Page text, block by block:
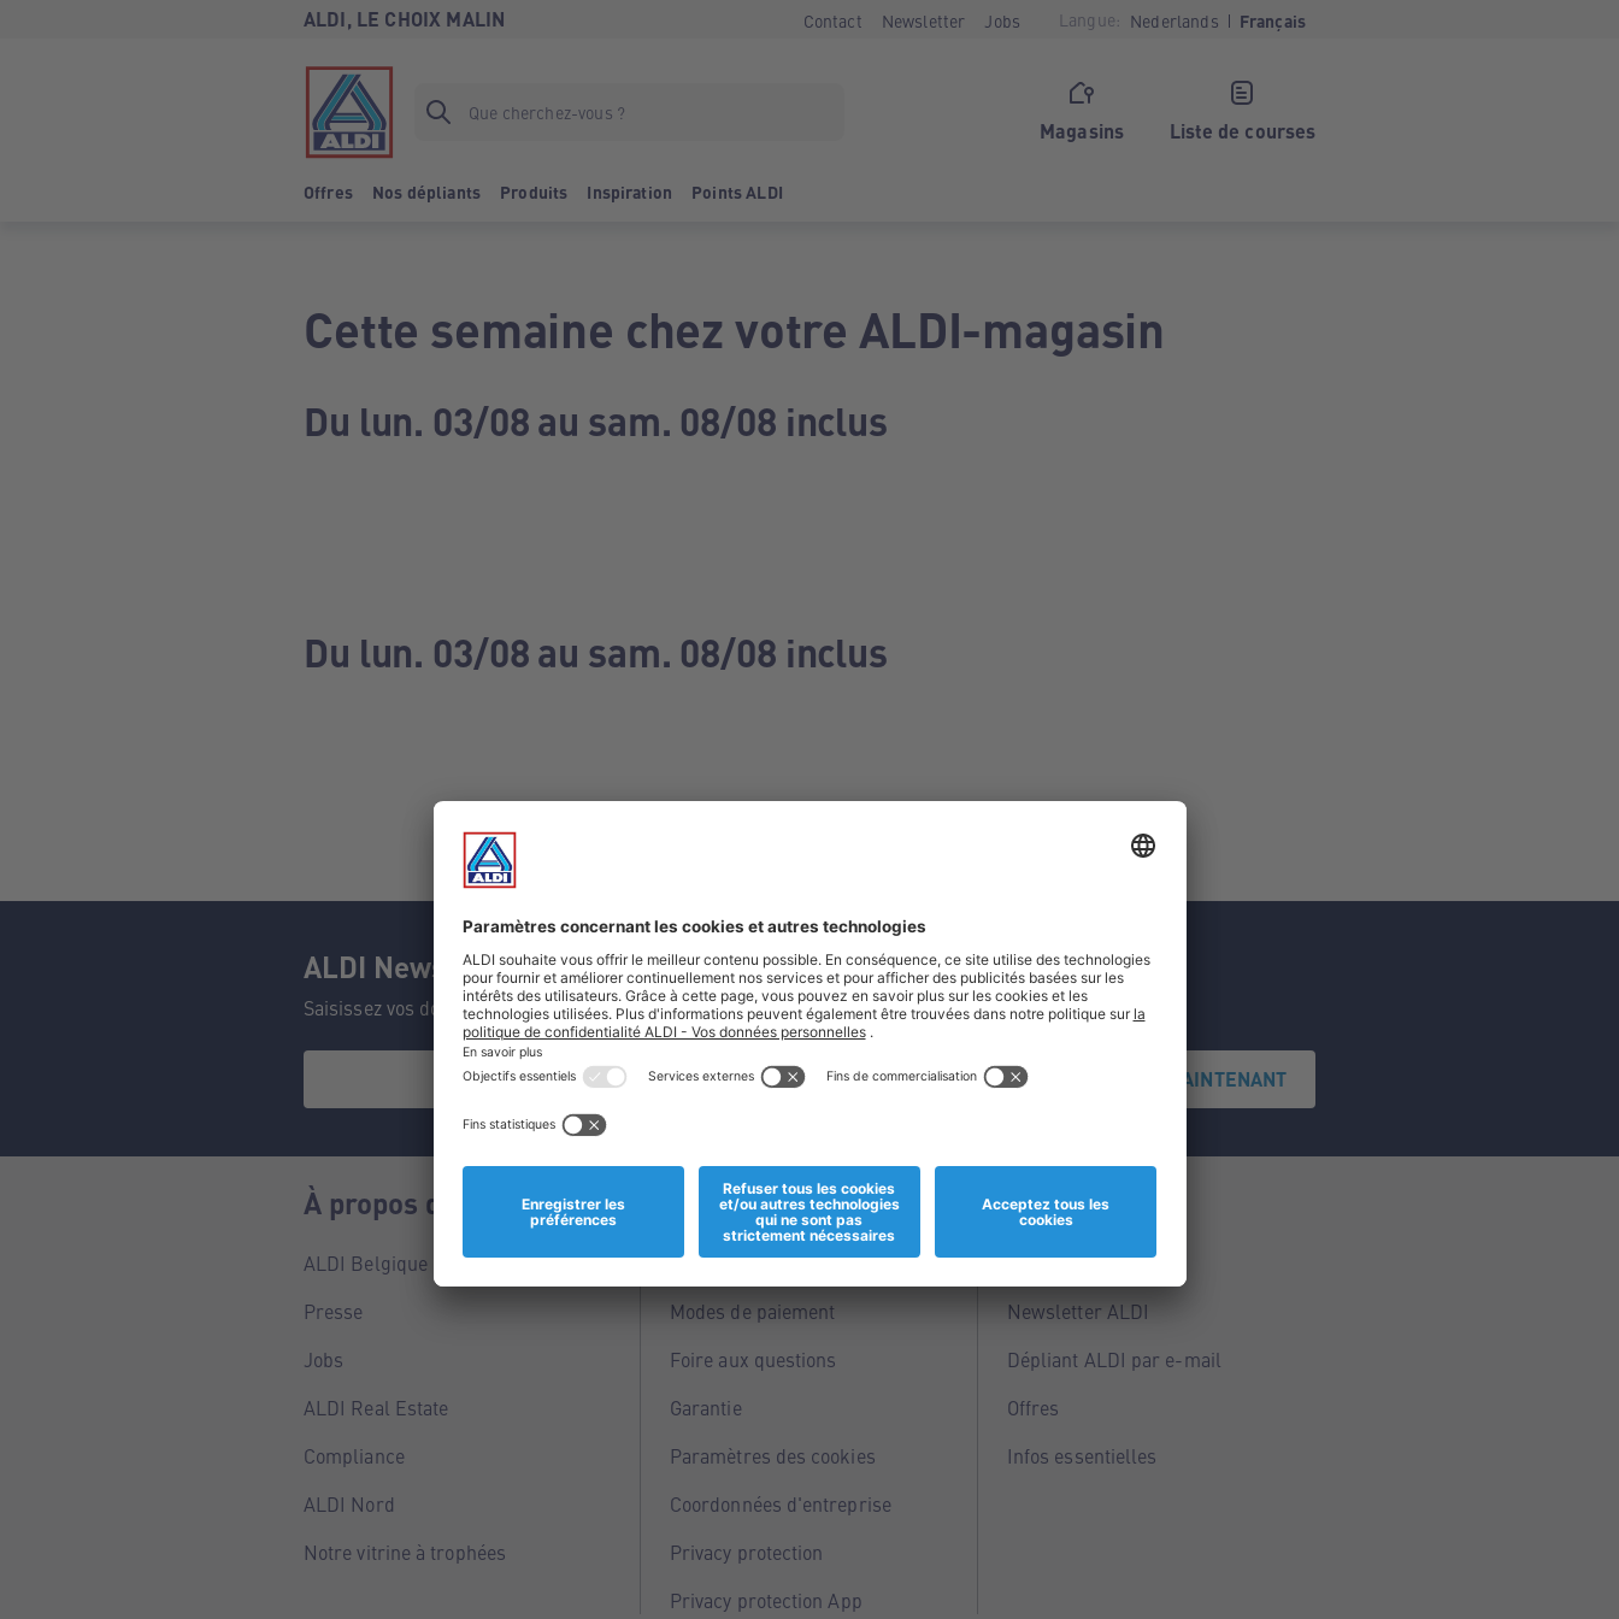
ALDI, LE CHOIX MALIN Contact Newsletter Jobs Langue: Nederlands Français
Magasins Liste de courses
Offres Nos dépliants Produits Inspiration Points ALDI
Cette semaine chez votre ALDI-magasin
Du lun. 03/08 au sam. 08/08 inclus
Du lun. 03/08 au sam. 08/08 inclus
ALDI Newsletter
Saisissez vos données et ne manquez aucune de nos offres.
S'INSCRIRE MAINTENANT
À propos de nous
ALDI Belgique
Presse
Jobs
ALDI Real Estate
Compliance
ALDI Nord
Notre vitrine à trophées
Informations
Magasins
Modes de paiement
Foire aux questions
Garantie
Paramètres des cookies
Coordonnées d'entreprise
Privacy protection
Privacy protection App
Service
Points ALDI
Newsletter ALDI
Dépliant ALDI par e-mail
Offres
Infos essentielles